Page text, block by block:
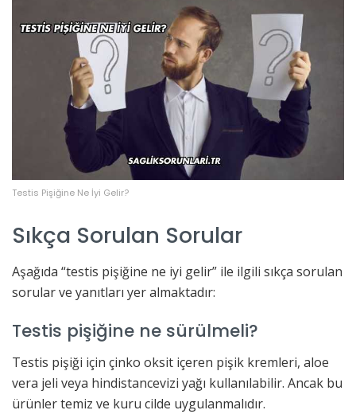
Testis Pişiğine Ne İyi Gelir?
Sıkça Sorulan Sorular
Aşağıda “testis pişiğine ne iyi gelir” ile ilgili sıkça sorulan
sorular ve yanıtları yer almaktadır:
Testis pişiğine ne sürülmeli?
Testis pişiği için çinko oksit içeren pişik kremleri, aloe
vera jeli veya hindistancevizi yağı kullanılabilir. Ancak bu
ürünler temiz ve kuru cilde uygulanmalıdır.